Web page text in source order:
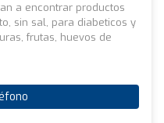
a encontrar productos
sin sal, para diabeticos y
frutas, huevos de